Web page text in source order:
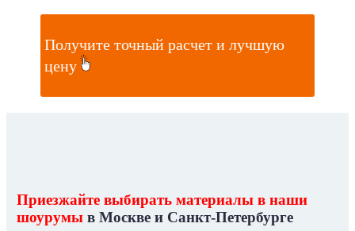
Получите точный расчет и лучшую
цену
Приезжайте выбирать материалы в наши
шоурумы в Москве и Санкт-Петербурге